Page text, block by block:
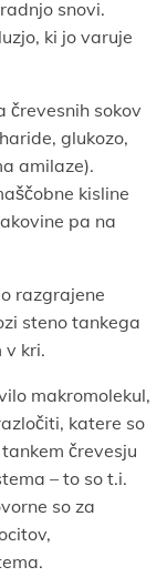
snovi.
ki jo varuje
črevesnih sokov
glukozo,
amilaze).
kisline
pa na
razgrajene
steno tankega
v kri.
makromolekul,
katere so
črevesju
– to so t.i.
so za